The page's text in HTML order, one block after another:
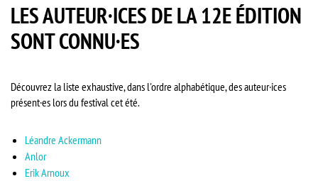
LES AUTEUR·ICES DE LA 12E ÉDITION
SONT CONNU·ES
Découvrez la liste exhaustive, dans l'ordre alphabétique, des auteur·ices
présent·es lors du festival cet été.
Léandre Ackermann
Anlor
Erik Arnoux